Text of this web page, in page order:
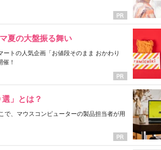
夏の大盤振る舞い
トの人気企画「お値段そのまま おかわり
！
」とは？
で、マウスコンピューターの製品担当者が用